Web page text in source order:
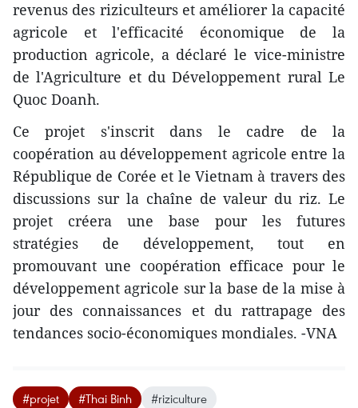
revenus des riziculteurs et améliorer la capacité
agricole et l'efficacité économique de la
production agricole, a déclaré le vice-ministre
de l'Agriculture et du Développement rural Le
Quoc Doanh.
Ce projet s'inscrit dans le cadre de la
coopération au développement agricole entre la
République de Corée et le Vietnam à travers des
discussions sur la chaîne de valeur du riz. Le
projet créera une base pour les futures
stratégies de développement, tout en
promouvant une coopération efficace pour le
développement agricole sur la base de la mise à
jour des connaissances et du rattrapage des
tendances socio-économiques mondiales. -VNA
#projet #Thai Binh #riziculture